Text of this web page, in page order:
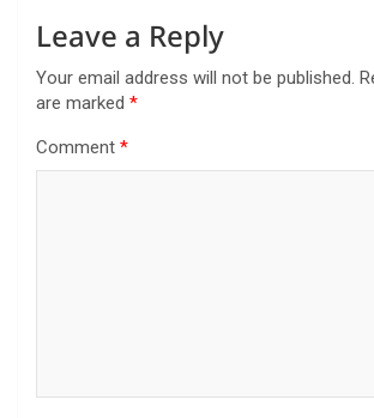
Leave a Reply
Your email address will not be published.
are marked *
Comment *